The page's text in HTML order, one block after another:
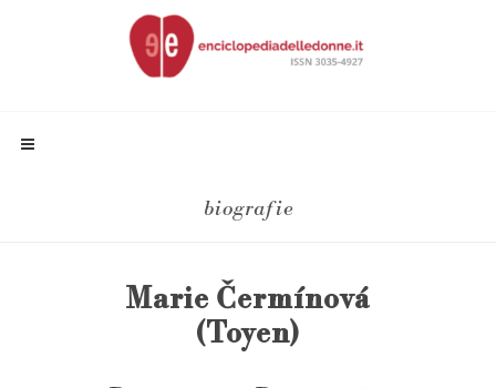
biografie
Marie Čermínová
(Toyen)